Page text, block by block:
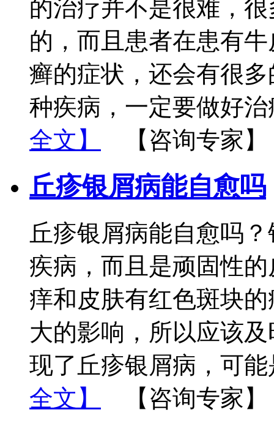
的治疗并不是很难，
的，而且患者在患有
癣的症状，还会有很
种疾病，一定要做好
全文】
【咨询专家】
丘疹银屑病能自愈吗
丘疹银屑病能自愈吗
疾病，而且是顽固性
痒和皮肤有红色斑块
大的影响，所以应该
现了丘疹银屑病，可
全文】
【咨询专家】